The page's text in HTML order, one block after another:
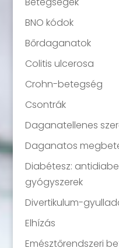
BNO kódok
Bőrdaganatok
Colitis ulcerosa
Crohn-betegség
Csontrák
Daganatellenes
Daganatos
Diabétesz:
gyógyszerek
Divertikulum-
Elhízás
Emésztőrendszeri